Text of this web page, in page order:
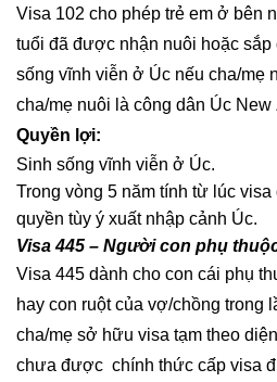
Visa 102 cho phép trẻ em ở bên
tuổi đã được nhận nuôi hoặc
sống vĩnh viễn ở Úc nếu cha/mẹ
cha/mẹ nuôi là công dân Úc
Quyền lợi:
Sinh sống vĩnh viễn ở Úc.
Trong vòng 5 năm tính từ lúc
quyền tùy ý xuất nhập cảnh Úc.
Visa 445 – Người con phụ
Visa 445 dành cho con cái phụ
hay con ruột của vợ/chồng trong
cha/mẹ sở hữu visa tạm theo
chưa được chính thức cấp visa